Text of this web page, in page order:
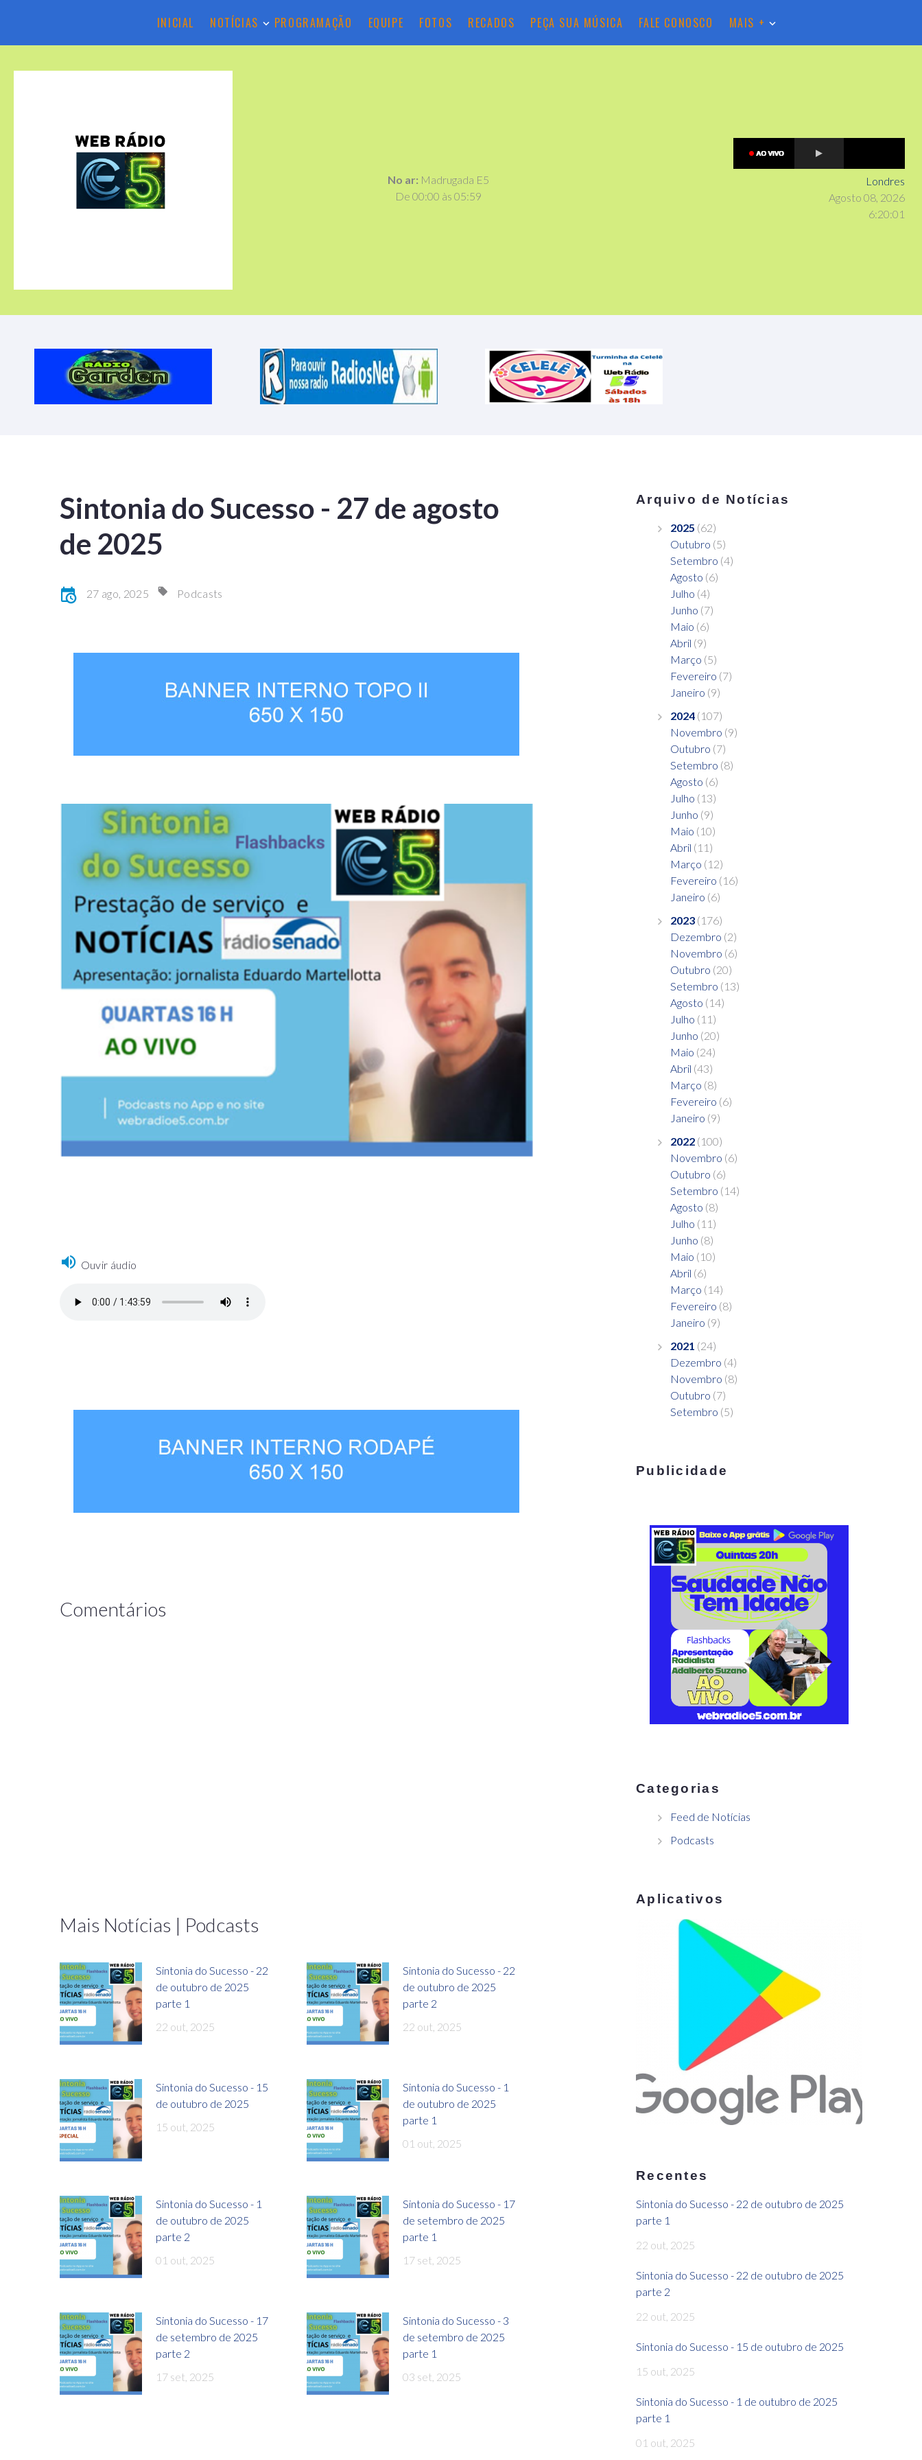
INICIAL NOTÍCIAS PROGRAMAÇÃO EQUIPE FOTOS RECADOS PEÇA SUA MÚSICA FALE CONOSCO MAIS +
No ar: Madrugada E5
De 00:00 às 05:59
Londres
Agosto 08, 2026
6:20:02
Sintonia do Sucesso - 27 de agosto
de 2025
27 ago, 2025 Podcasts
Ouvir áudio
Comentários
Mais Notícias | Podcasts
Sintonia do Sucesso - 22
de outubro de 2025
parte 1
22 out, 2025
Sintonia do Sucesso - 22
de outubro de 2025
parte 2
22 out, 2025
Sintonia do Sucesso - 15
de outubro de 2025
15 out, 2025
Sintonia do Sucesso - 1
de outubro de 2025
parte 1
01 out, 2025
Sintonia do Sucesso - 1
de outubro de 2025
parte 2
01 out, 2025
Sintonia do Sucesso - 17
de setembro de 2025
parte 1
17 set, 2025
Sintonia do Sucesso - 17
de setembro de 2025
parte 2
17 set, 2025
Sintonia do Sucesso - 3
de setembro de 2025
parte 1
03 set, 2025
Arquivo de Notícias
2025 (62)
Outubro (5)
Setembro (4)
Agosto (6)
Julho (4)
Junho (7)
Maio (6)
Abril (9)
Março (5)
Fevereiro (7)
Janeiro (9)
2024 (107)
Novembro (9)
Outubro (7)
Setembro (8)
Agosto (6)
Julho (13)
Junho (9)
Maio (10)
Abril (11)
Março (12)
Fevereiro (16)
Janeiro (6)
2023 (176)
Dezembro (2)
Novembro (6)
Outubro (20)
Setembro (13)
Agosto (14)
Julho (11)
Junho (20)
Maio (24)
Abril (43)
Março (8)
Fevereiro (6)
Janeiro (9)
2022 (100)
Novembro (6)
Outubro (6)
Setembro (14)
Agosto (8)
Julho (11)
Junho (8)
Maio (10)
Abril (6)
Março (14)
Fevereiro (8)
Janeiro (9)
2021 (24)
Dezembro (4)
Novembro (8)
Outubro (7)
Setembro (5)
Publicidade
Categorias
Feed de Notícias
Podcasts
Aplicativos
Recentes
Sintonia do Sucesso - 22 de outubro de 2025
parte 1
22 out, 2025
Sintonia do Sucesso - 22 de outubro de 2025
parte 2
22 out, 2025
Sintonia do Sucesso - 15 de outubro de 2025
15 out, 2025
Sintonia do Sucesso - 1 de outubro de 2025
parte 1
01 out, 2025